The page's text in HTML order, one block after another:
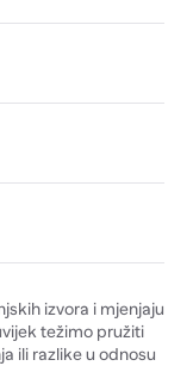
izvora i mjenjaju
težimo pružiti
ili razlike u odnosu